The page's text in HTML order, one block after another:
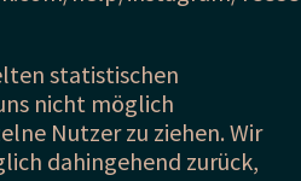
statistischen
nicht möglich
Nutzer zu ziehen. Wir
dahingehend zurück,